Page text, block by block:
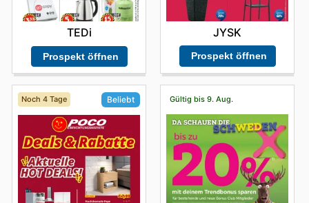
TEDi
Prospekt öffnen
JYSK
Prospekt öffnen
Noch 4 Tage Beliebt Gültig bis 9. Aug.